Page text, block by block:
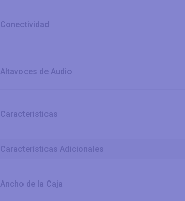
Conectividad
Altavoces de Audio
Caracteristicas
Características Adicionales
Ancho de la Caja